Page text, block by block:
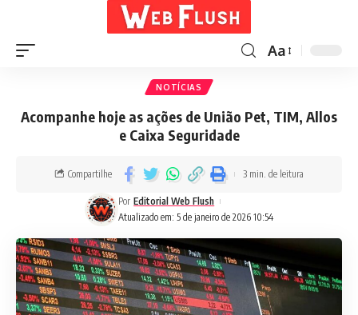
Aa
NOTÍCIAS
Acompanhe hoje as ações de União Pet, TIM, Allos
e Caixa Seguridade
Atualizado em: 5 de janeiro de 2026 10:54
Por Editorial Web Flush
Compartilhe 3 min. de leitura